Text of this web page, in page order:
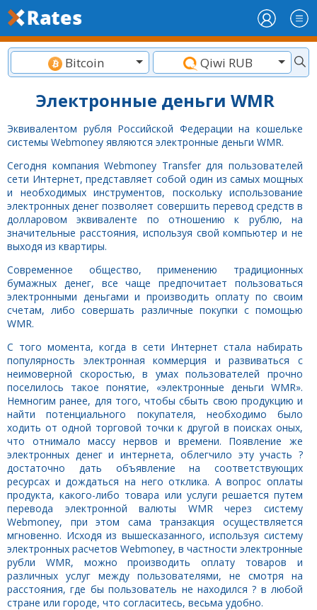
Bitcoin Qiwi RUB
Электронные деньги WMR
Эквивалентом рубля Российской Федерации на кошельке
системы Webmoney являются электронные деньги WMR.
Сегодня компания Webmoney Transfer для пользователей
сети Интернет, представляет собой один из самых мощных
и необходимых инструментов, поскольку использование
электронных денег позволяет совершить перевод средств в
долларовом эквиваленте по отношению к рублю, на
значительные расстояния, используя свой компьютер и не
выходя из квартиры.
Современное общество, применению традиционных
бумажных денег, все чаще предпочитает пользоваться
электронными деньгами и производить оплату по своим
счетам, либо совершать различные покупки с помощью
WMR.
С того момента, когда в сети Интернет стала набирать
популярность электронная коммерция и развиваться с
неимоверной скоростью, в умах пользователей прочно
поселилось такое понятие, «электронные деньги WMR».
Немногим ранее, для того, чтобы сбыть свою продукцию и
найти потенциального покупателя, необходимо было
ходить от одной торговой точки к другой в поисках оных,
что отнимало массу нервов и времени. Появление же
электронных денег и интернета, облегчило эту участь ?
достаточно дать объявление на соответствующих
ресурсах и дождаться на него отклика. А вопрос оплаты
продукта, какого-либо товара или услуги решается путем
перевода электронной валюты WMR через систему
Webmoney, при этом сама транзакция осуществляется
мгновенно. Исходя из вышесказанного, используя систему
электронных расчетов Webmoney, в частности электронные
рубли WMR, можно производить оплату товаров и
различных услуг между пользователями, не смотря на
расстояния, где бы пользователь не находился ? в любой
стране или городе, что согласитесь, весьма удобно.